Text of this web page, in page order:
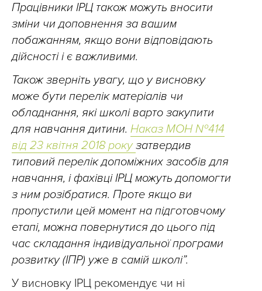
Працівники ІРЦ також можуть вносити
зміни чи доповнення за вашим
побажанням, якщо вони відповідають
дійсності і є важливими.
Також зверніть увагу, що у висновку
може бути перелік матеріалів чи
обладнання, які школі варто закупити
для навчання дитини. Наказ МОН №414
від 23 квітня 2018 рокузатвердив
типовий перелік допоміжних засобів для
навчання, і фахівці ІРЦ можуть допомогти
з ним розібратися. Проте якщо ви
пропустили цей момент на підготовчому
етапі, можна повернутися до цього під
час складання індивідуальної програми
розвитку (ІПР) уже в самій школі”.
У висновку ІРЦ рекомендує чи ні